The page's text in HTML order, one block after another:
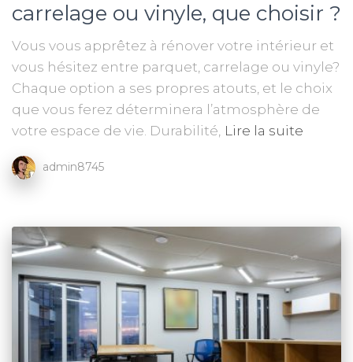
carrelage ou vinyle, que choisir ?
Vous vous apprêtez à rénover votre intérieur et
vous hésitez entre parquet, carrelage ou vinyle?
Chaque option a ses propres atouts, et le choix
que vous ferez déterminera l’atmosphère de
votre espace de vie. Durabilité, Lire la suite
admin8745